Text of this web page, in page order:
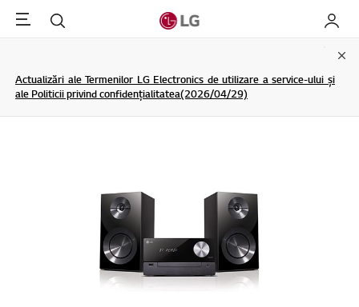
Menu Cautare My LG
Actualizări ale Termenilor LG Electronics de utilizare a service-ului și
ale Politicii privind confidențialitatea(2026/04/29)